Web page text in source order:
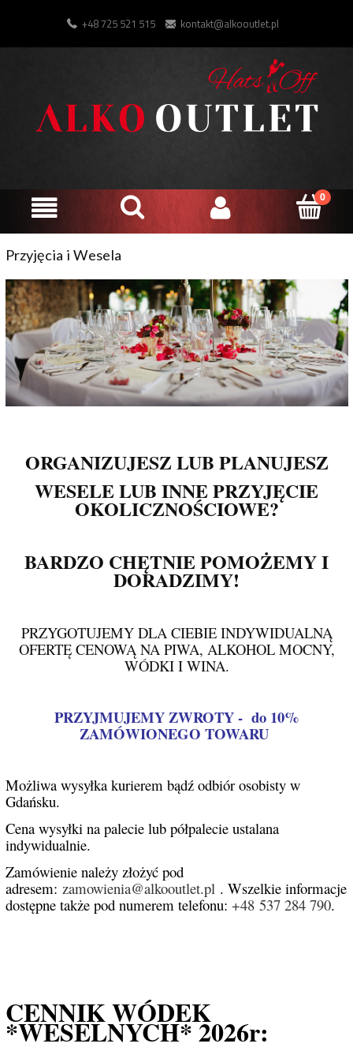
+48 725 521 515 kontakt@alkooutlet.pl
Przyjęcia i Wesela
ORGANIZUJESZ LUB PLANUJESZ
WESELE LUB INNE PRZYJĘCIE
OKOLICZNOŚCIOWE?
BARDZO CHĘTNIE POMOŻEMY I
DORADZIMY!
PRZYGOTUJEMY DLA CIEBIE INDYWIDUALNĄ
OFERTĘ CENOWĄ NA PIWA, ALKOHOL MOCNY,
WÓDKI I WINA.
PRZYJMUJEMY ZWROTY - do 10%
ZAMÓWIONEGO TOWARU
Możliwa wysyłka kurierem bądź odbiór osobisty w
Gdańsku.
Cena wysyłki na palecie lub półpalecie ustalana
indywidualnie.
Zamówienie należy złożyć pod
adresem: zamowienia@alkooutlet.pl . Wszelkie informacje
dostępne także pod numerem telefonu: +48 537 284 790.
CENNIK WÓDEK
*WESELNYCH* 2026r: